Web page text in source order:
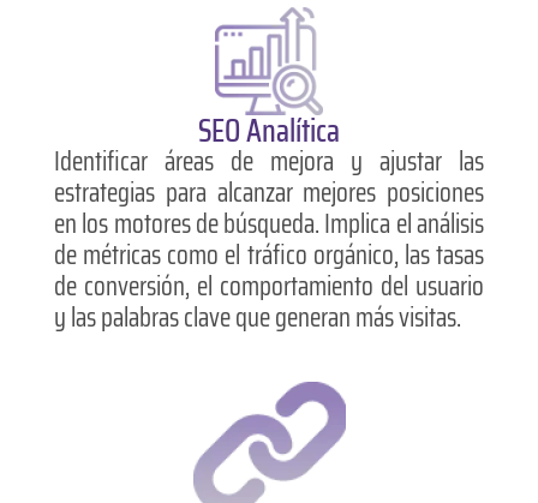
SEO Analítica
Identificar áreas de mejora y ajustar las
estrategias para alcanzar mejores posiciones
en los motores de búsqueda. Implica el análisis
de métricas como el tráfico orgánico, las tasas
de conversión, el comportamiento del usuario
y las palabras clave que generan más visitas.